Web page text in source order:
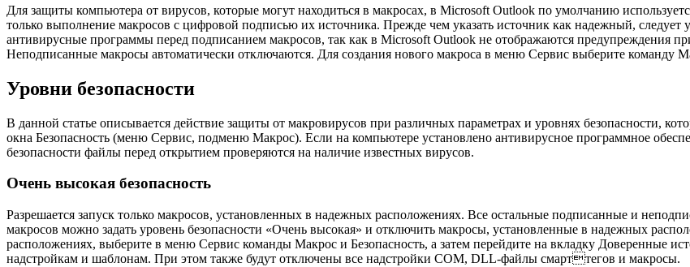
Для защиты компьютера от вирусов, которые могут находиться в макросах, в Microsoft Outlook по умолчанию
только выполнение макросов с цифровой подписью их источника. Прежде чем указать источник как надежный, следует
антивирусные программы перед подписанием макросов, так как в Microsoft Outlook не отображаются предупреждения
Неподписанные макросы автоматически отключаются. Для создания нового макроса в меню Сервис выберите команду
Уровни безопасности
В данной статье описывается действие защиты от макровирусов при различных параметрах и уровнях безопасности,
окна Безопасность (меню Сервис, подменю Макрос). Если на компьютере установлено антивирусное программное
безопасности файлы перед открытием проверяются на наличие известных вирусов.
Очень высокая безопасность
Разрешается запуск только макросов, установленных в надежных расположениях. Все остальные подписанные и
макросов можно задать уровень безопасности «Очень высокая» и отключить макросы, установленные в надежных
расположениях, выберите в меню Сервис команды Макрос и Безопасность, а затем перейдите на вкладку Доверенные
надстройкам и шаблонам. При этом также будут отключены все надстройки COM, DLL-файлы смарттегов и макросы.